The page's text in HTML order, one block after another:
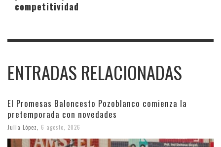
competitividad
ENTRADAS RELACIONADAS
El Promesas Baloncesto Pozoblanco comienza la
pretemporada con novedades
Julia López, 6 agosto, 2026